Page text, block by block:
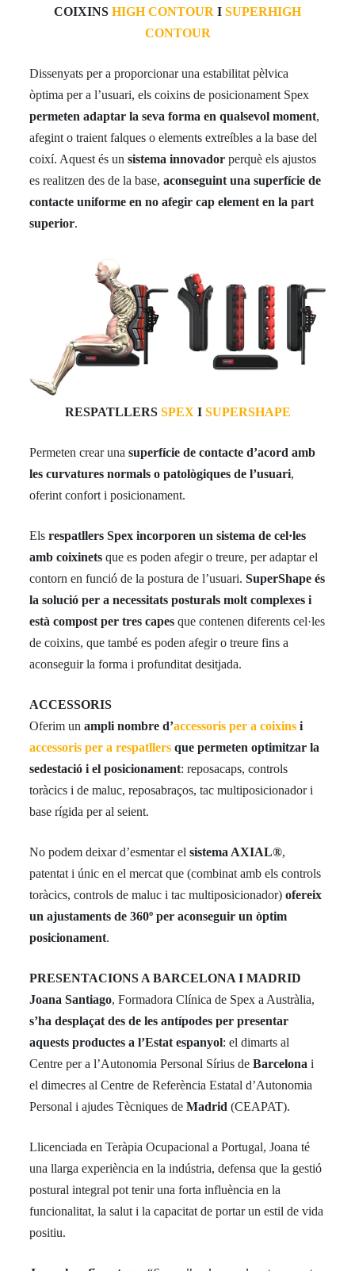
COIXINS HIGH CONTOUR I SUPERHIGH
CONTOUR
Dissenyats per a proporcionar una estabilitat pèlvica
òptima per a l’usuari, els coixins de posicionament Spex
permeten adaptar la seva forma en qualsevol moment,
afegint o traient falques o elements extreíbles a la base del
coixí. Aquest és unsistema innovador perquè els ajustos
es realitzen des de la base,aconseguint una superfície de
contacte uniforme en no afegir cap element en la part
superior.
RESPATLLERS SPEX I SUPERSHAPE
Permeten crear unasuperfície de contacte d’acord amb
les curvatures normals o patològiques de l’usuari,
oferint confort i posicionament.
Elsrespatllers Spex incorporen un sistema de cel·les
amb coixinets que es poden afegir o treure, per adaptar el
contorn en funció de la postura de l’usuari.SuperShape és
la solució per a necessitats posturals molt complexes i
està compost per tres capes que contenen diferents cel·les
de coixins, que també es poden afegir o treure fins a
aconseguir la forma i profunditat desitjada.
ACCESSORIS
Oferim unampli nombre d’accessoris per a coixins i
accessoris per a respatllers que permeten optimitzar la
sedestació i el posicionament: reposacaps, controls
toràcics i de maluc, reposabraços, tac multiposicionador i
base rígida per al seient.
No podem deixar d’esmentar elsistema AXIAL®,
patentat i únic en el mercat que (combinat amb els controls
toràcics, controls de maluc i tac multiposicionador)ofereix
un ajustaments de 360º per aconseguir un òptim
posicionament.
PRESENTACIONS A BARCELONA I MADRID
Joana Santiago, Formadora Clínica de Spex a Austràlia,
s’ha desplaçat des de les antípodes per presentar
aquests productes a l’Estat espanyol: el dimarts al
Centre per a l’Autonomia Personal Sírius deBarcelona i
el dimecres al Centre de Referència Estatal d’Autonomia
Personal i ajudes Tècniques deMadrid (CEAPAT).
Llicenciada en Teràpia Ocupacional a Portugal, Joana té
una llarga experiència en la indústria, defensa que la gestió
postural integral pot tenir una forta influència en la
funcionalitat, la salut i la capacitat de portar un estil de vida
positiu.